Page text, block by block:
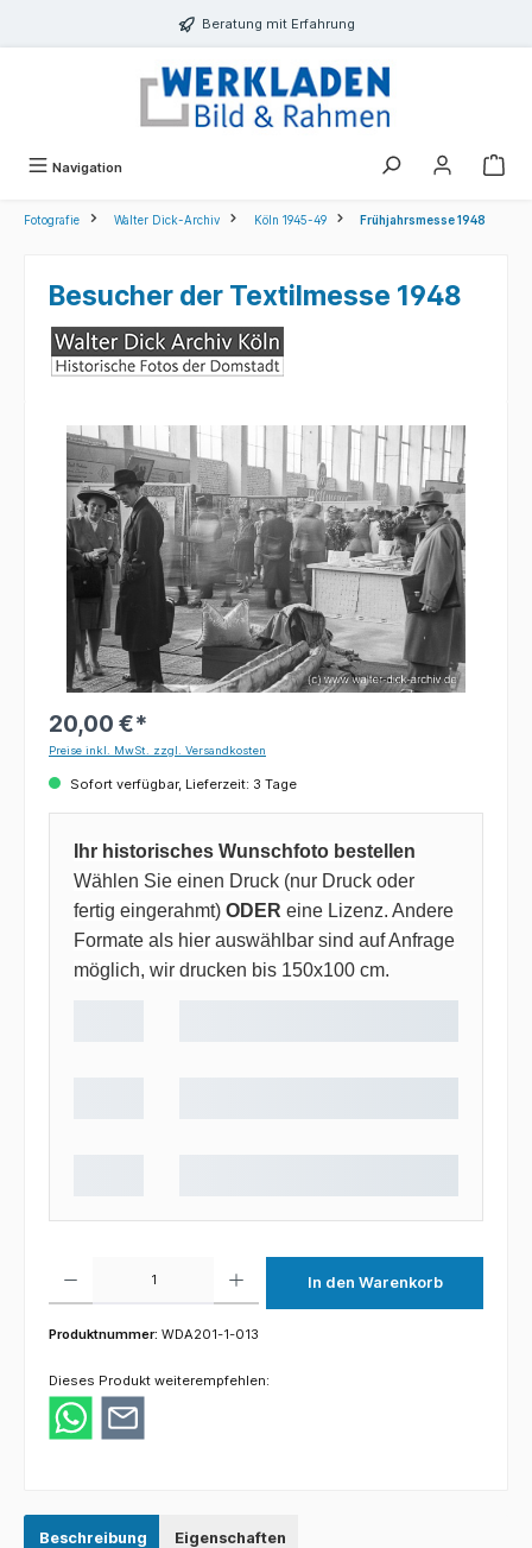
Beratung mit Erfahrung
Navigation
Fotografie Walter Dick-Archiv Köln 1945-49 Frühjahrsmesse 1948
Besucher der Textilmesse 1948
Bildergalerie überspringen
20,00 €*
Preise inkl. MwSt. zzgl. Versandkosten
Sofort verfügbar, Lieferzeit: 3 Tage
Ihr historisches Wunschfoto bestellen
Wählen Sie einen Druck (nur Druck oder
fertig eingerahmt) ODER eine Lizenz. Andere
Formate als hier auswählbar sind auf Anfrage
möglich, wir drucken bis 150x100 cm.
In den Warenkorb
Produktnummer: WDA201-1-013
Dieses Produkt weiterempfehlen:
Beschreibung Eigenschaften